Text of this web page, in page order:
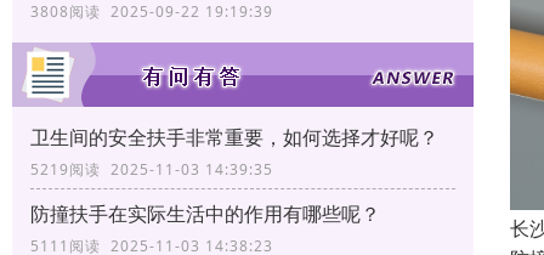
3808阅读 2025-09-22 19:19:39
卫生间的安全扶手非常重要，如何选择才好呢？
5219阅读 2025-11-03 14:39:35
防撞扶手在实际生活中的作用有哪些呢？
5111阅读 2025-11-03 14:38:23
长